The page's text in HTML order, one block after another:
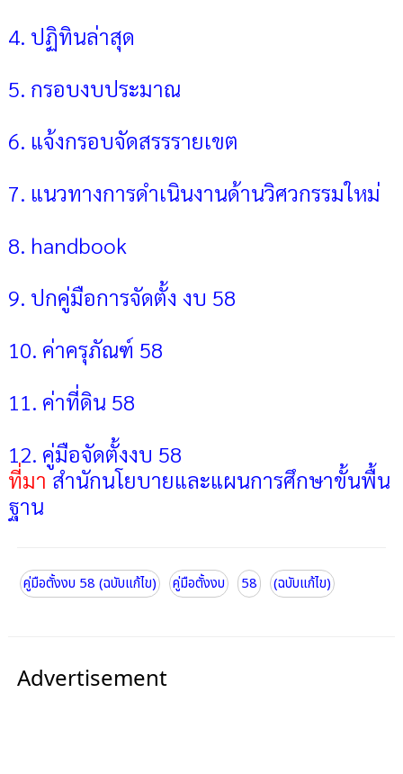
4. ปฏิทินล่าสุด
5. กรอบงบประมาณ
6. แจ้งกรอบจัดสรรรายเขต
7. แนวทางการดำเนินงานด้านวิศวกรรมใหม่
8. handbook
9. ปกคู่มือการจัดตั้ง งบ 58
10. ค่าครุภัณฑ์ 58
11. ค่าที่ดิน 58
12. คู่มือจัดตั้งงบ 58
ที่มาสำนักนโยบายและแผนการศึกษาขั้นพื้น
ฐาน
คู่มือตั้งงบ 58 (ฉบับแก้ไข) คู่มือตั้งงบ 58 (ฉบับแก้ไข)
Advertisement